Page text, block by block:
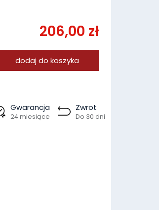
206,00 zł
dodaj do koszyka
Gwarancja
24 miesiące
Zwrot
Do 30 dni